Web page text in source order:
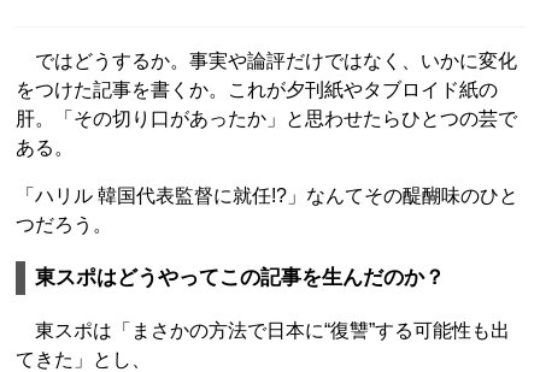
ではどうするか。事実や論評だけではなく、いかに変化
をつけた記事を書くか。これが夕刊紙やタブロイド紙の
肝。「その切り口があったか」と思わせたらひとつの芸で
ある。
「ハリル 韓国代表監督に就任!?」なんてその醍醐味のひと
つだろう。
東スポはどうやってこの記事を生んだのか？
東スポは「まさかの方法で日本に“復讐”する可能性も出
てきた」とし、